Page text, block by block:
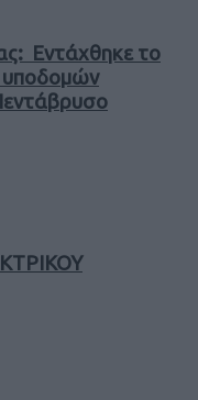
Εντάχθηκε το
υποδομών